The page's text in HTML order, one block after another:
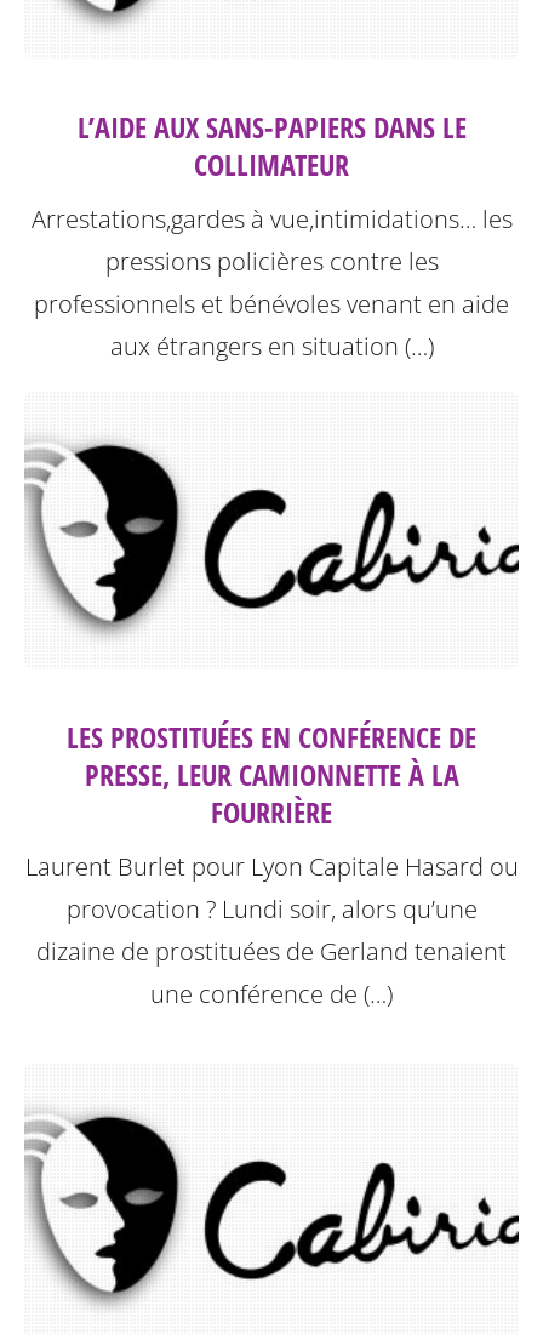
L’AIDE AUX SANS-PAPIERS DANS LE
COLLIMATEUR
Arrestations,gardes à vue,intimidations… les
pressions policières contre les
professionnels et bénévoles venant en aide
aux étrangers en situation (…)
LES PROSTITUÉES EN CONFÉRENCE DE
PRESSE, LEUR CAMIONNETTE À LA
FOURRIÈRE
Laurent Burlet pour Lyon Capitale Hasard ou
provocation ? Lundi soir, alors qu’une
dizaine de prostituées de Gerland tenaient
une conférence de (…)